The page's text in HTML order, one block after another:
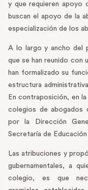
y que requieren apoyo
buscan el apoyo de la
especialización de los
A lo largo y ancho del
que se han reunido
han formalizado su
estructura
En contraposición, en
colegios de abogados
por la Dirección
Secretaría de Educación
Las atribuciones y
gubernamentales, a
colegio, es que